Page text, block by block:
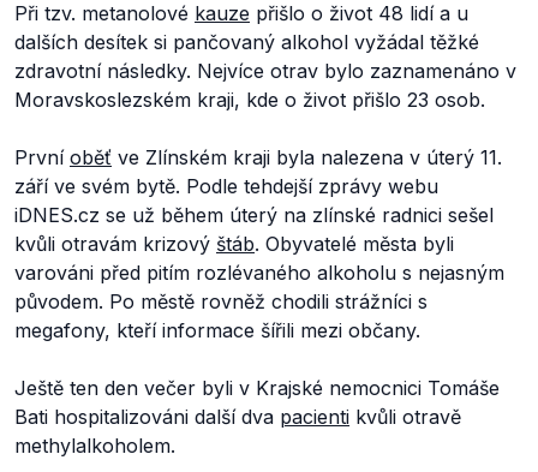
Při tzv. metanolové kauze přišlo o život 48 lidí a u
dalších desítek si pančovaný alkohol vyžádal těžké
zdravotní následky. Nejvíce otrav bylo zaznamenáno v
Moravskoslezském kraji, kde o život přišlo 23 osob.
První oběť ve Zlínském kraji byla nalezena v úterý 11.
září ve svém bytě. Podle tehdejší zprávy webu
iDNES.cz se už během úterý na zlínské radnici sešel
kvůli otravám krizový štáb. Obyvatelé města byli
varováni před pitím rozlévaného alkoholu s nejasným
původem. Po městě rovněž chodili strážníci s
megafony, kteří informace šířili mezi občany.
Ještě ten den večer byli v Krajské nemocnici Tomáše
Bati hospitalizováni další dva pacienti kvůli otravě
methylalkoholem.